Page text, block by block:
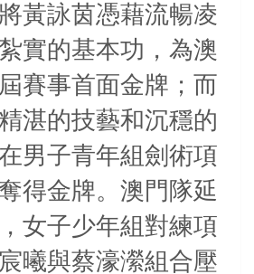
黃詠茵憑藉流暢凌
實的基本功，為澳
賽事首面金牌；而
湛的技藝和沉穩的
男子青年組劍術項
得金牌。澳門隊延
女子少年組對練項
曦與蔡濠瀠組合壓